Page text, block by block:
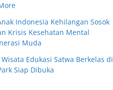
Indonesia Kehilangan Sosok
Krisis Kesehatan Mental
Muda
Edukasi Satwa Berkelas di
Siap Dibuka